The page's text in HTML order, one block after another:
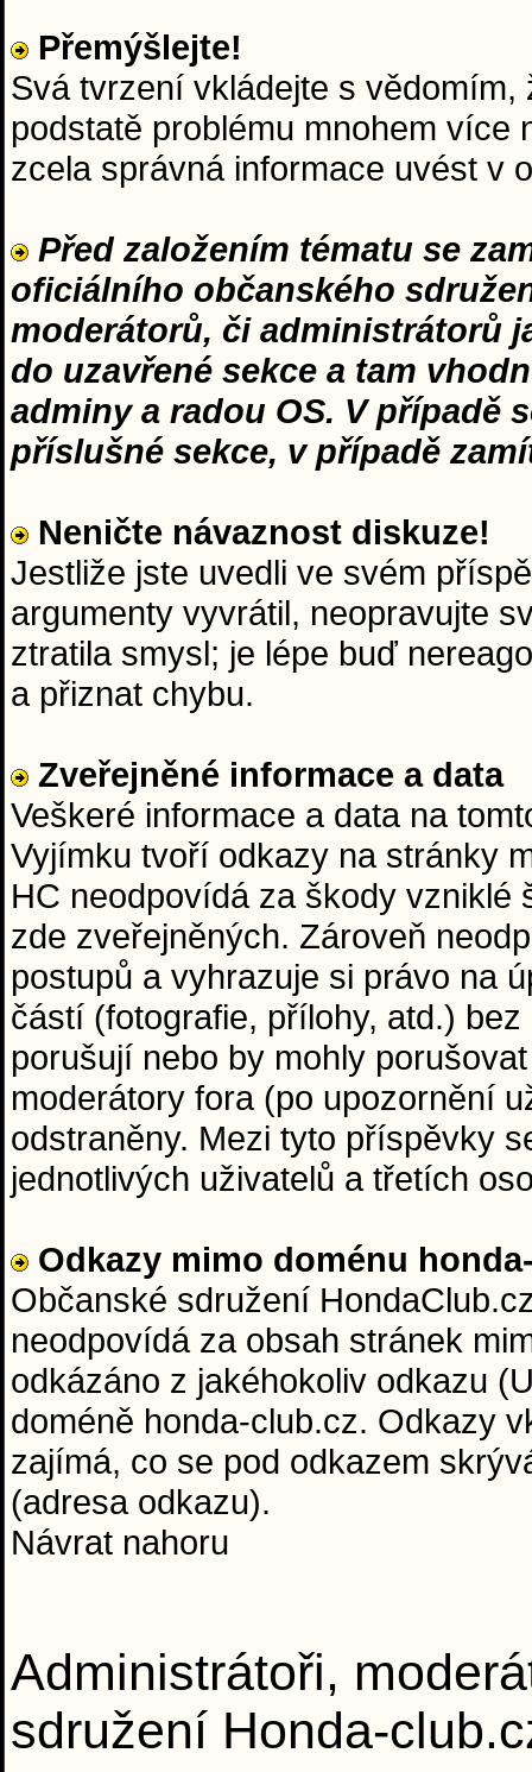
Přemýšlejte!
Svá tvrzení vkládejte s
podstatě problému mnohem více
zcela správná informace uvést v
Před založením tématu se
oficiálního občanského
moderátorů, či administrátorů
do uzavřené sekce a tam
adminy a radou OS. V případě
příslušné sekce, v případě
Neničte návaznost diskuze!
Jestliže jste uvedli ve svém
argumenty vyvrátil, neopravujte
ztratila smysl; je lépe buď
a přiznat chybu.
Zveřejněné informace a data
Veškeré informace a data na
Vyjímku tvoří odkazy na stránky
HC neodpovídá za škody vzniklé
zde zveřejněných. Zároveň
postupů a vyhrazuje si právo na
částí (fotografie, přílohy, atd.)
porušují nebo by mohly
moderátory fora (po upozornění
odstraněny. Mezi tyto příspěvky
jednotlivých uživatelů a třetích
Odkazy mimo doménu
Občanské sdružení
neodpovídá za obsah stránek
odkázáno z jakéhokoliv odkazu
doméně honda-club.cz. Odkazy
zajímá, co se pod odkazem
(adresa odkazu).
Návrat nahoru
Administrátoři,
sdružení Honda-